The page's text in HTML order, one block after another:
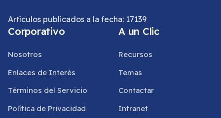
Artículos publicados a la fecha: 17139
Corporativo
Nosotros
Enlaces de Interés
Términos del Servicio
Política de Privacidad
A un Clic
Recursos
Temas
Contactar
Intranet